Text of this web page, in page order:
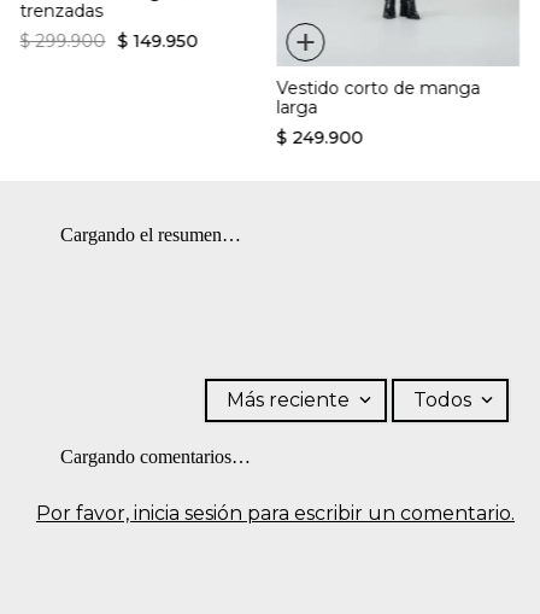
planchar. OTROS: No planchar los accesorios.
trenzadas
$ 299.900 $ 149.950 +
Vestido corto de manga
larga
$ 249.900
Cargando el resumen…
Por favor, inicia sesión para escribir un comentario.
Más reciente Todos
Cargando comentarios…